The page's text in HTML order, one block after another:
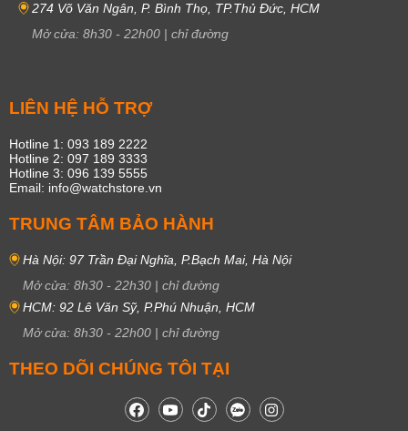
274 Võ Văn Ngân, P. Bình Thọ, TP.Thủ Đức, HCM
Mở cửa: 8h30 - 22h00 | chỉ đường
LIÊN HỆ HỖ TRỢ
Hotline 1: 093 189 2222
Hotline 2: 097 189 3333
Hotline 3: 096 139 5555
Email: info@watchstore.vn
TRUNG TÂM BẢO HÀNH
Hà Nội: 97 Trần Đại Nghĩa, P.Bạch Mai, Hà Nội
Mở cửa: 8h30 - 22h30 | chỉ đường
HCM: 92 Lê Văn Sỹ, P.Phú Nhuận, HCM
Mở cửa: 8h30 - 22h00 | chỉ đường
THEO DÕI CHÚNG TÔI TẠI